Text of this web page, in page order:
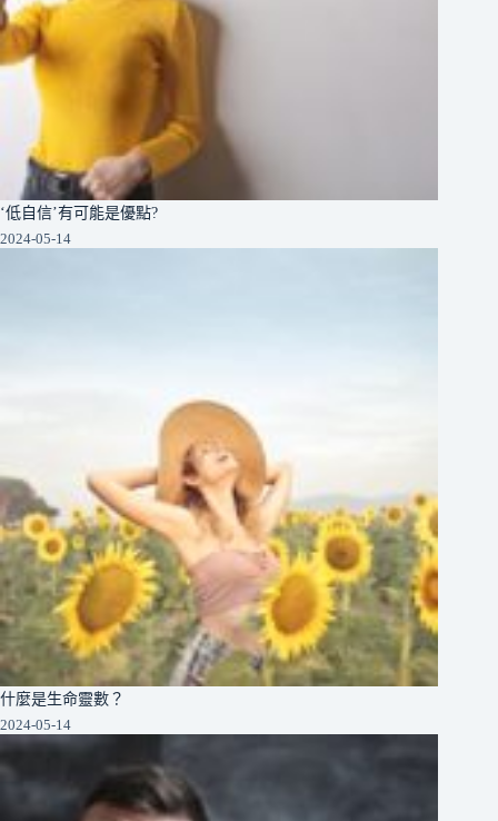
‘低自信’有可能是優點?
2024-05-14
什麼是生命靈數？
2024-05-14